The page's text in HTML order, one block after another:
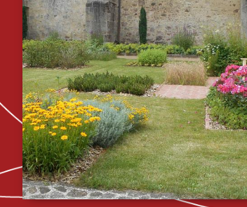
››Accueil››Vie municipale››Compte rendu des séances››